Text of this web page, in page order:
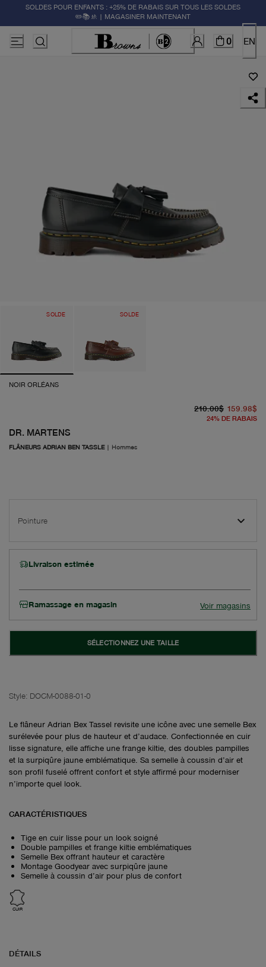
SOLDES POUR ENFANTS : +25% DE RABAIS SUR TOUS LES SOLDES
✏️📚🚸 | MAGASINER MAINTENANT
0 EN
SOLDE SOLDE
NOIR ORLÉANS
DR. MARTENS
FLÂNEURS ADRIAN BEN TASSLE | Hommes
210.00$ 159.98$
24% DE RABAIS
Pointure
Livraison estimée
Ramassage en magasin Voir magasins
SÉLECTIONNEZ UNE TAILLE
Style: DOCM-0088-01-0
Le flâneur Adrian Bex Tassel revisite une icône avec une semelle Bex
surélevée pour plus de hauteur et d’audace. Confectionnée en cuir
lisse signature, elle affiche une frange kiltie, des doubles pampilles
et la surpiqûre jaune emblématique. Sa semelle à coussin d’air et
son profil fuselé offrent confort et style affirmé pour moderniser
n’importe quel look.
CARACTÉRISTIQUES
Tige en cuir lisse pour un look soigné
Double pampilles et frange kiltie emblématiques
Semelle Bex offrant hauteur et caractère
Montage Goodyear avec surpiqûre jaune
Semelle à coussin d’air pour plus de confort
CUIR
DÉTAILS